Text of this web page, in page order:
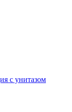
с унитазом